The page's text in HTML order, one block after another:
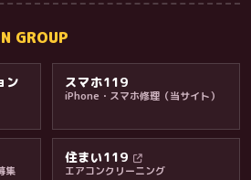
GROUP
ン スマホ119
iPhone・スマホ修理（当サイト）
集
住まい119
エアコンクリーニング